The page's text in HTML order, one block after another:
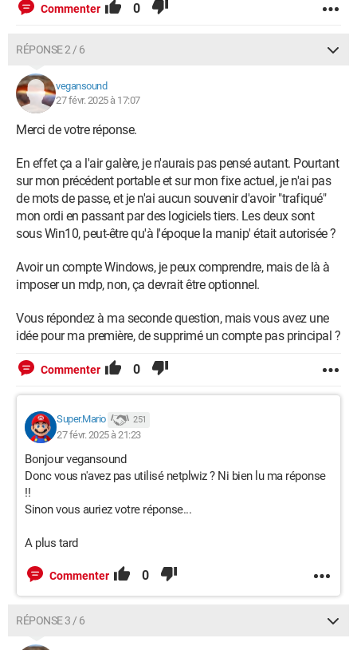
Commenter 0
RÉPONSE 2 / 6
vegansound
27 févr. 2025 à 17:07
Merci de votre réponse.
En effet ça a l'air galère, je n'aurais pas pensé autant. Pourtant
sur mon précédent portable et sur mon fixe actuel, je n'ai pas
de mots de passe, et je n'ai aucun souvenir d'avoir "trafiqué"
mon ordi en passant par des logiciels tiers. Les deux sont
sous Win10, peut-être qu'à l'époque la manip' était autorisée ?
Avoir un compte Windows, je peux comprendre, mais de là à
imposer un mdp, non, ça devrait être optionnel.
Vous répondez à ma seconde question, mais vous avez une
idée pour ma première, de supprimé un compte pas principal ?
Commenter 0
Super.Mario 251
27 févr. 2025 à 21:23
Bonjourvegansound
Donc vous n'avez pas utilisé netplwiz ? Ni bien lu ma réponse
!!
Sinon vous auriez votre réponse...
A plus tard
Commenter 0
RÉPONSE 3 / 6